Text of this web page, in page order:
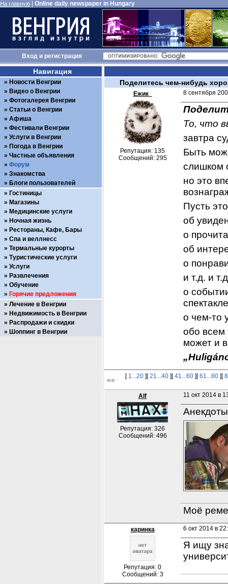
На главную Online daily newspaper in Hungary
Входи регистрация
Поделитесь чем-нибудь
Ежик_
Репутация: 135
Сообщений: 295
8 сентября
То, что
завтра
Быть
слишком
но это
Пусть
об
о
об
о
и т.д. и
о
о чем-то
обо всем
может и
«« [ 1...20 ][21...40 ][41...60 ][61...80 ][
Alf
Репутация: 326
Сообщений: 496
11 окт 2014 в
Моё
каринка
Репутация: 0
Сообщений: 3
6 окт 2014 в
Я ищу
Навигация
Новости Венгрии
Видео о Венгрии
Фотогалерея Венгрии
Статьи о Венгрии
Афиша
Фестивали Венгрии
Услуги в Венгрии
Погода в Венгрии
Частные объявления
Форум
Знакомства
Блоги пользователей
Гостиницы
Магазины
Медицинские услуги
Ночная жизнь
Рестораны, Кафе, Бары
Спа и веллнесс
Термальные курорты
Туристические услуги
Услуги
Развлечения
Обучение
Горячие предложения
Лечение в Венгрии
Недвижимость в Венгрии
Распродажи и скидки
Шоппинг в Венгрии